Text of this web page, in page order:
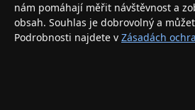
INFORMACE
Doprava a doručení
nám pomáhají měřit návštěvnost a
obsah. Souhlas je dobrovolný a
Podrobnosti najdete v Zásadách